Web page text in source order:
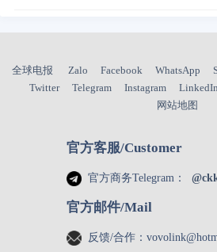
全球电报 Zalo Facebook WhatsApp
Twitter
Telegram Instagram LinkedIn
网站地图
官方客服/Customer
官方商务Telegram：
官方邮件/Mail
反馈/合作：